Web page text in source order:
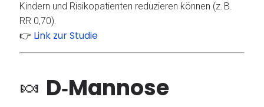
Kindern und Risikopatienten reduzieren können (z. B.
RR 0,70).
👉 Link zur Studie
🍬 D‑Mannose